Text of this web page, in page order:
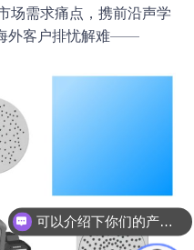
场需求痛点，携前沿声学
外客户排忧解难——
可以介绍下你们的产品么